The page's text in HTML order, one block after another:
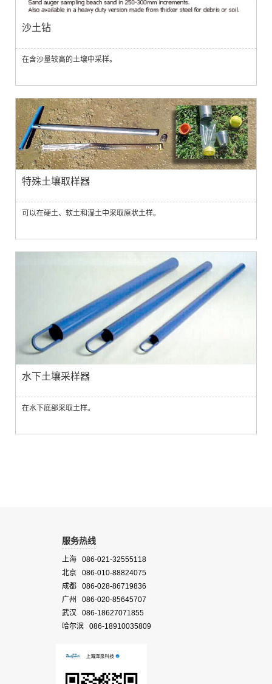
沙土钻
在含沙量较高的土壤中采样。
特殊土壤取样器
可以在硬土、软土和湿土中采取原状土样。
水下土壤采样器
在水下底部采取土样。
服务热线
上海 086-021-32555118
北京 086-010-88824075
成都 086-028-86719836
广州 086-020-85645707
武汉 086-18627071855
哈尔滨 086-18910035809